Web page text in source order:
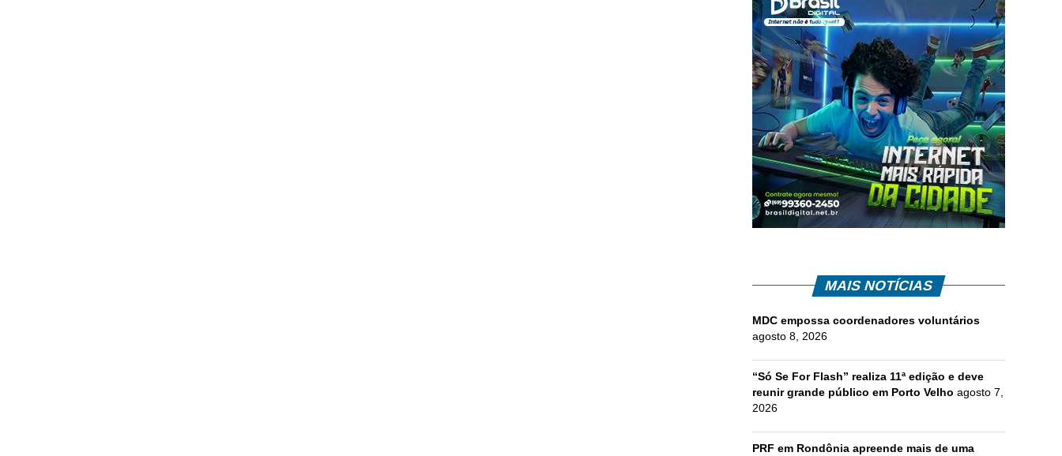
MAIS NOTÍCIAS
MDC empossa coordenadores voluntários
agosto 8, 2026
“Só Se For Flash” realiza 11ª edição e deve
reunir grande público em Porto Velho agosto 7,
2026
PRF em Rondônia apreende mais de uma